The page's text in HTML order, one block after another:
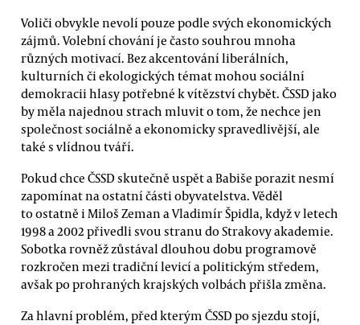
Voliči obvykle nevolí pouze podle svých ekonomických
zájmů. Volební chování je často souhrou mnoha
různých motivací. Bez akcentování liberálních,
kulturních či ekologických témat mohou sociální
demokracii hlasy potřebné k vítězství chybět. ČSSD jako
by měla najednou strach mluvit o tom, že nechce jen
společnost sociálně a ekonomicky spravedlivější, ale
také s vlídnou tváří.
Pokud chce ČSSD skutečně uspět a Babiše porazit nesmí
zapomínat na ostatní části obyvatelstva. Věděl
to ostatně i Miloš Zeman a Vladimír Špidla, když v letech
1998 a 2002 přivedli svou stranu do Strakovy akademie.
Sobotka rovněž zůstával dlouhou dobu programově
rozkročen mezi tradiční levicí a politickým středem,
avšak po prohraných krajských volbách přišla změna.
Za hlavní problém, před kterým ČSSD po sjezdu stojí,